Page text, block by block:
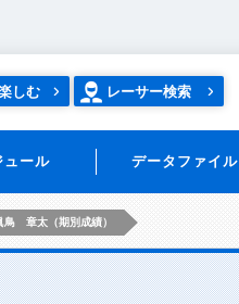
しむ レーサー検索
ュール データファイル
鳥 章太（期別成績）